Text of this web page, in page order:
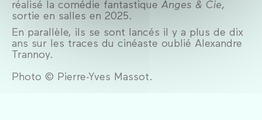
réalisé la comédie fantastique Anges & Cie,
sortie en salles en 2025.
En parallèle, ils se sont lancés il y a plus de dix
ans sur les traces du cinéaste oublié Alexandre
Trannoy.
Photo © Pierre-Yves Massot.